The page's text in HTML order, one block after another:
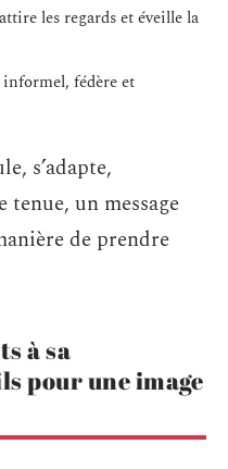
les regards et éveille la
fédère et
s’adapte,
un message
de prendre
à sa
pour une image